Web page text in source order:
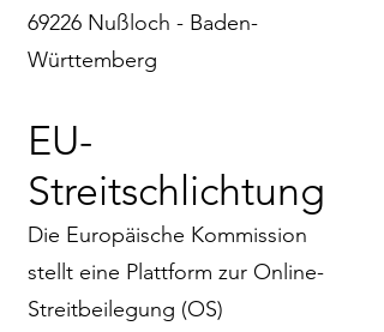
69226 Nußloch - Baden-
Württemberg
EU-
Streitschlichtung
Die Europäische Kommission
stellt eine Plattform zur Online-
Streitbeilegung (OS)